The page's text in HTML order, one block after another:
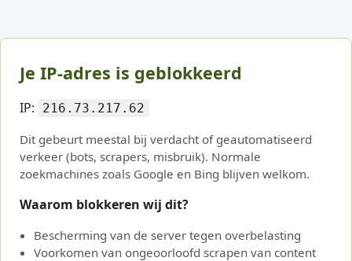
Je IP-adres is geblokkeerd
IP: 216.73.217.62
Dit gebeurt meestal bij verdacht of geautomatiseerd
verkeer (bots, scrapers, misbruik). Normale
zoekmachines zoals Google en Bing blijven welkom.
Waarom blokkeren wij dit?
Bescherming van de server tegen overbelasting
Voorkomen van ongeoorloofd scrapen van content